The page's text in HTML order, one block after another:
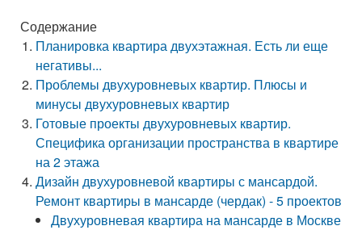
Содержание
Планировка квартира двухэтажная. Есть ли еще
негативы...
Проблемы двухуровневых квартир. Плюсы и
минусы двухуровневых квартир
Готовые проекты двухуровневых квартир.
Специфика организации пространства в квартире
на 2 этажа
Дизайн двухуровневой квартиры с мансардой.
Ремонт квартиры в мансарде (чердак) - 5 проектов
Двухуровневая квартира на мансарде в Москве